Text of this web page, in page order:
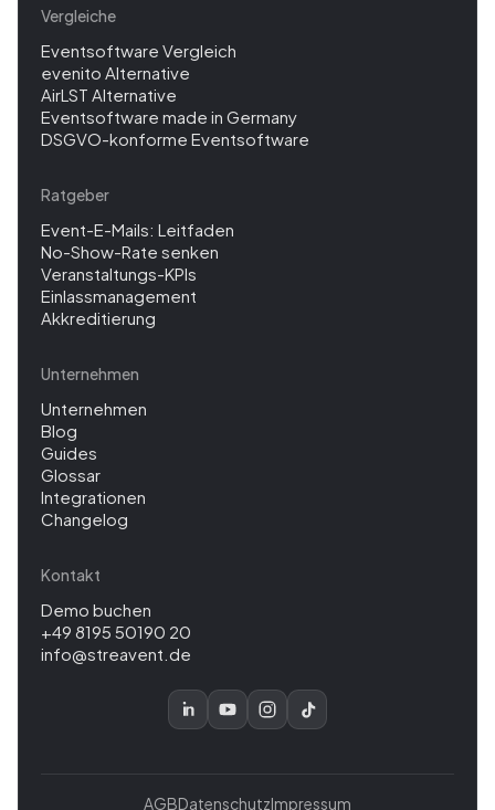
Vergleiche
Eventsoftware Vergleich
evenito Alternative
AirLST Alternative
Eventsoftware made in Germany
DSGVO-konforme Eventsoftware
Ratgeber
Event-E-Mails: Leitfaden
No-Show-Rate senken
Veranstaltungs-KPIs
Einlassmanagement
Akkreditierung
Unternehmen
Unternehmen
Blog
Guides
Glossar
Integrationen
Changelog
Kontakt
Demo buchen
+49 8195 50190 20
info@streavent.de
AGBDatenschutzImpressum